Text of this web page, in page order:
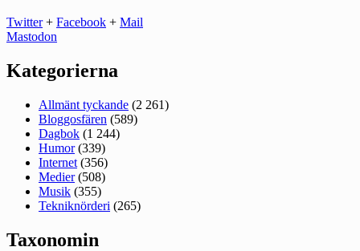
Twitter+ Facebook + Mail
Mastodon
Kategorierna
Allmänt tyckande (2 261)
Bloggosfären (589)
Dagbok (1 244)
Humor(339)
Internet (356)
Medier(508)
Musik (355)
Tekniknörderi (265)
Taxonomin